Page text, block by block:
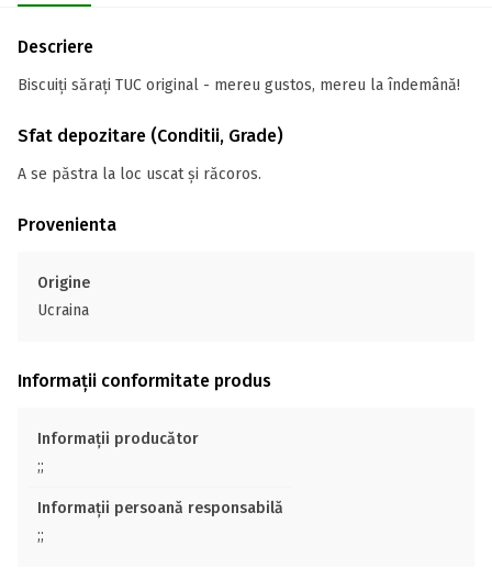
Descriere
Biscuiți sărați TUC original - mereu gustos, mereu la îndemână!
Sfat depozitare (Conditii, Grade)
A se păstra la loc uscat și răcoros.
Provenienta
Origine
Ucraina
Informații conformitate produs
Informații producător
;;
Informații persoană responsabilă
;;